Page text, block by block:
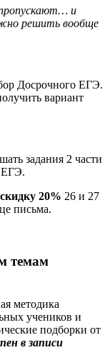
и
решить вообще
Досрочного ЕГЭ.
вариант
задания 2 части
ЕГЭ.
20% 26 и 27
письма.
темам
методика
учеников и
подборки от
в записи